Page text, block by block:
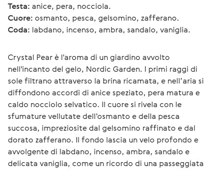
Testa: anice, pera, nocciola.
Cuore: osmanto, pesca, gelsomino, zafferano.
Coda: labdano, incenso, ambra, sandalo, vaniglia.
Crystal Pear è l'aroma di un giardino avvolto
nell'incanto del gelo, Nordic Garden. I primi raggi di
sole filtrano attraverso la brina ricamata, e nell’aria si
diffondono accordi di anice speziato, pera matura e
caldo nocciolo selvatico. Il cuore si rivela con le
sfumature vellutate dell’osmanto e della pesca
succosa, impreziosite dal gelsomino raffinato e dal
dorato zafferano. Il fondo lascia un velo profondo e
avvolgente di labdano, incenso, ambra, sandalo e
delicata vaniglia, come un ricordo di una passeggiata